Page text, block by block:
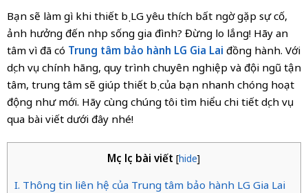
Bạn sẽ làm gì khi thiết bị LG yêu thích bất ngờ gặp sự cố,
ảnh hưởng đến nhịp sống gia đình? Đừng lo lắng! Hãy an
tâm vì đã có Trung tâm bảo hành LG Gia Lai đồng hành. Với
dịch vụ chính hãng, quy trình chuyên nghiệp và đội ngũ tận
tâm, trung tâm sẽ giúp thiết bị của bạn nhanh chóng hoạt
động như mới. Hãy cùng chúng tôi tìm hiểu chi tiết dịch vụ
qua bài viết dưới đây nhé!
Mục lục bài viết [hide]
I. Thông tin liên hệ của Trung tâm bảo hành LG Gia Lai